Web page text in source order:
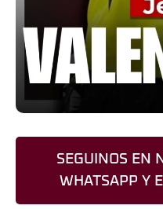
SEGUINOS EN
WHATSAPP Y